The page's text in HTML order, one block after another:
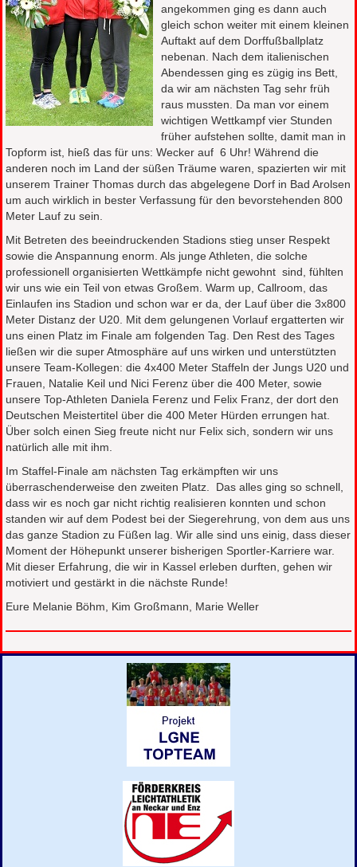
angekommen ging es dann auch
gleich schon weiter mit einem kleinen
Auftakt auf dem Dorffußballplatz
nebenan. Nach dem italienischen
Abendessen ging es zügig ins Bett,
da wir am nächsten Tag sehr früh
raus mussten. Da man vor einem
wichtigen Wettkampf vier Stunden
früher aufstehen sollte, damit man in
Topform ist, hieß das für uns: Wecker auf 6 Uhr! Während die
anderen noch im Land der süßen Träume waren, spazierten wir mit
unserem Trainer Thomas durch das abgelegene Dorf in Bad Arolsen
um auch wirklich in bester Verfassung für den bevorstehenden 800
Meter Lauf zu sein.
Mit Betreten des beeindruckenden Stadions stieg unser Respekt
sowie die Anspannung enorm. Als junge Athleten, die solche
professionell organisierten Wettkämpfe nicht gewohnt sind, fühlten
wir uns wie ein Teil von etwas Großem. Warm up, Callroom, das
Einlaufen ins Stadion und schon war er da, der Lauf über die 3x800
Meter Distanz der U20. Mit dem gelungenen Vorlauf ergatterten wir
uns einen Platz im Finale am folgenden Tag. Den Rest des Tages
ließen wir die super Atmosphäre auf uns wirken und unterstützten
unsere Team-Kollegen: die 4x400 Meter Staffeln der Jungs U20 und
Frauen, Natalie Keil und Nici Ferenz über die 400 Meter, sowie
unsere Top-Athleten Daniela Ferenz und Felix Franz, der dort den
Deutschen Meistertitel über die 400 Meter Hürden errungen hat.
Über solch einen Sieg freute nicht nur Felix sich, sondern wir uns
natürlich alle mit ihm.
Im Staffel-Finale am nächsten Tag erkämpften wir uns
überraschenderweise den zweiten Platz. Das alles ging so schnell,
dass wir es noch gar nicht richtig realisieren konnten und schon
standen wir auf dem Podest bei der Siegerehrung, von dem aus uns
das ganze Stadion zu Füßen lag. Wir alle sind uns einig, dass dieser
Moment der Höhepunkt unserer bisherigen Sportler-Karriere war.
Mit dieser Erfahrung, die wir in Kassel erleben durften, gehen wir
motiviert und gestärkt in die nächste Runde!
Eure Melanie Böhm, Kim Großmann, Marie Weller